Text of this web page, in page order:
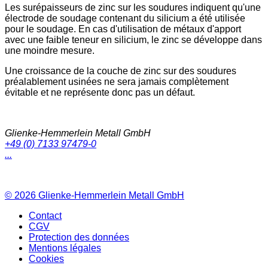
Les surépaisseurs de zinc sur les soudures indiquent qu'une
électrode de soudage contenant du silicium a été utilisée
pour le soudage. En cas d'utilisation de métaux d'apport
avec une faible teneur en silicium, le zinc se développe dans
une moindre mesure.
Une croissance de la couche de zinc sur des soudures
préalablement usinées ne sera jamais complètement
évitable et ne représente donc pas un défaut.
Glienke-Hemmerlein Metall GmbH
+49 (0) 7133 97479-0
...
© 2026 Glienke-Hemmerlein Metall GmbH
Contact
CGV
Protection des données
Mentions légales
Cookies